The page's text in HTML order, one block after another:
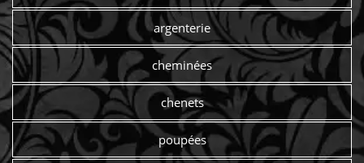
argenterie
cheminées
chenets
poupées